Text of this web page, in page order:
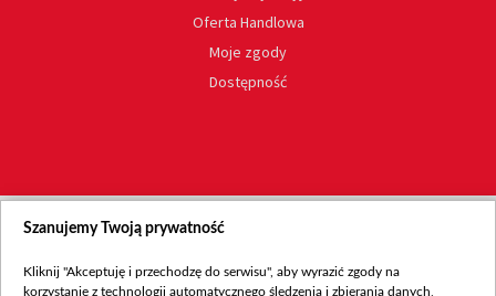
Oferta Handlowa
Moje zgody
Dostępność
Szanujemy Twoją prywatność
Kliknij "Akceptuję i przechodzę do serwisu", aby wyrazić zgody na
korzystanie z technologii automatycznego śledzenia i zbierania danych,